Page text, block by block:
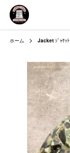
ホーム Jacket ｼﾞｬｹｯﾄ